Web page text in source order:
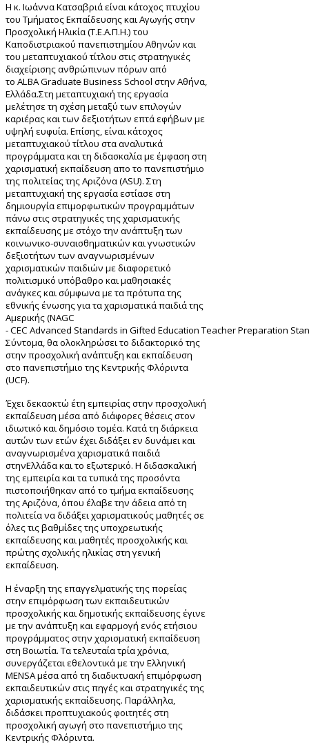
Η κ. Ιωάννα Κατσαβριά είναι κάτοχος πτυχίου
του Τμήματος Εκπαίδευσης και Αγωγής στην
Προσχολική Ηλικία (Τ.Ε.Α.Π.Η.) του
Καποδιστριακού πανεπιστημίου Αθηνών και
του μεταπτυχιακού τίτλου στις στρατηγικές
διαχείρισης ανθρώπινων πόρων από
το ALBA Graduate Business School στην Αθήνα,
Ελλάδα.Στη μεταπτυχιακή της εργασία
μελέτησε τη σχέση μεταξύ των επιλογών
καριέρας και των δεξιοτήτων επτά εφήβων με
υψηλή ευφυία. Επίσης, είναι κάτοχος
μεταπτυχιακού τίτλου στα αναλυτικά
προγράμματα και τη διδασκαλία με έμφαση στη
χαρισματική εκπαίδευση απο το πανεπιστήμιο
της πολιτείας της Αριζόνα (ASU). Στη
μεταπτυχιακή της εργασία εστίασε στη
δημιουργία επιμορφωτικών προγραμμάτων
πάνω στις στρατηγικές της χαρισματικής
εκπαίδευσης με στόχο την ανάπτυξη των
κοινωνικο-συναισθηματικών και γνωστικών
δεξιοτήτων των αναγνωρισμένων
χαρισματικών παιδιών με διαφορετικό
πολιτισμικό υπόβαθρο και μαθησιακές
ανάγκες και σύμφωνα με τα πρότυπα της
εθνικής ένωσης για τα χαρισματικά παιδιά της
Αμερικής (NAGC
-CEC Advanced Standards in Gifted Education Teacher Preparation
Σύντομα, θα ολοκληρώσει το διδακτορικό της
στην προσχολική ανάπτυξη και εκπαίδευση
στο πανεπιστήμιο της Κεντρικής Φλόριντα
(UCF).
Έχει δεκαοκτώ έτη εμπειρίας στην προσχολική
εκπαίδευση μέσα από διάφορες θέσεις στον
ιδιωτικό και δημόσιο τομέα. Κατά τη διάρκεια
αυτών των ετών έχει διδάξει εν δυνάμει και
αναγνωρισμένα χαρισματικά παιδιά
στηνΕλλάδα και το εξωτερικό. Η διδασκαλική
της εμπειρία και τα τυπικά της προσόντα
πιστοποιήθηκαν από το τμήμα εκπαίδευσης
της Αριζόνα, όπου έλαβε την άδεια από τη
πολιτεία να διδάξει χαρισματικούς μαθητές σε
όλες τις βαθμίδες της υποχρεωτικής
εκπαίδευσης και μαθητές προσχολικής και
πρώτης σχολικής ηλικίας στη γενική
εκπαίδευση.
Η έναρξη της επαγγελματικής της πορείας
στην επιμόρφωση των εκπαιδευτικών
προσχολικής και δημοτικής εκπαίδευσης έγινε
με την ανάπτυξη και εφαρμογή ενός ετήσιου
προγράμματος στην χαρισματική εκπαίδευση
στη Βοιωτία. Τα τελευταία τρία χρόνια,
συνεργάζεται εθελοντικά με την Ελληνική
MENSA μέσα από τη διαδικτυακή επιμόρφωση
εκπαιδευτικών στις πηγές και στρατηγικές της
χαρισματικής εκπαίδευσης. Παράλληλα,
διδάσκει προπτυχιακούς φοιτητές στη
προσχολική αγωγή στο πανεπιστήμιο της
Κεντρικής Φλόριντα.